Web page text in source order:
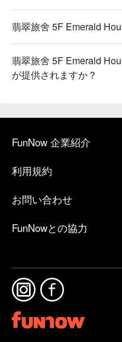
翡翠旅舍 5F Emerald
翡翠旅舍 5F Emerald
が提供されますか？
FunNow 企業紹介
利用規約
お問い合わせ
FunNowとの協力